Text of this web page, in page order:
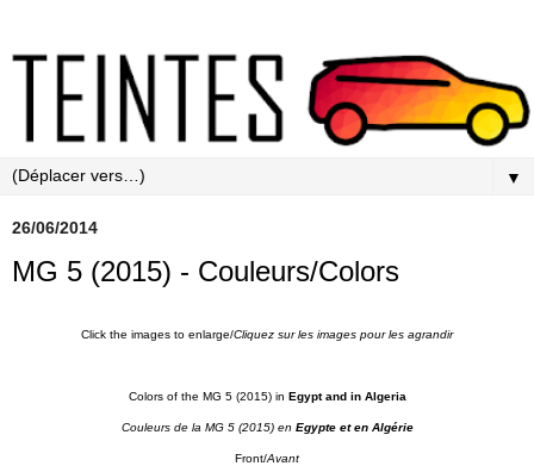
▼
26/06/2014
MG 5 (2015) - Couleurs/Colors
Click the images to enlarge/Cliquez sur les images pour les agrandir
Colors of the MG 5 (2015) in Egypt and in Algeria
Couleurs de la MG 5 (2015) en Egypte et en Algérie
Front/Avant